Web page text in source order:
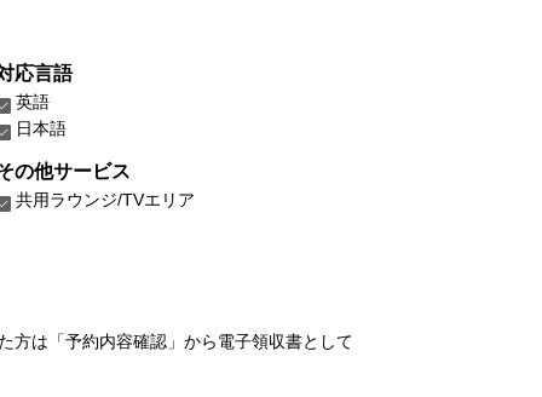
応言語
英語
日本語
の他サービス
共用ラウンジ/TVエリア
方は「予約内容確認」から電子領収書として